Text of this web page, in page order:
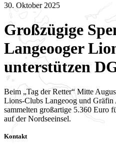
30. Oktober 2025
Großzügige
Langeooger
unterstützen
Beim „Tag der Retter“ Mitte
Lions-Clubs Langeoog und
sammelten großartige 5.360 Euro
auf der Nordseeinsel.
Kontakt